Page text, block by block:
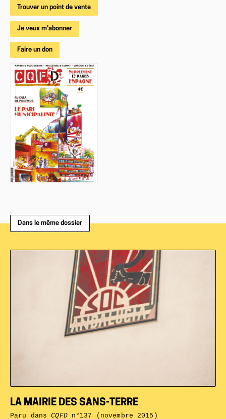
Trouver un point de vente
Je veux m'abonner
Faire un don
Dans le même dossier
LA MAIRIE DES SANS-TERRE
Paru dansCQFDn°137 (novembre 2015)